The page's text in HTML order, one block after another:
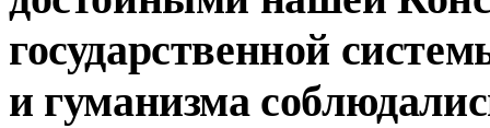
государственной
и гуманизма